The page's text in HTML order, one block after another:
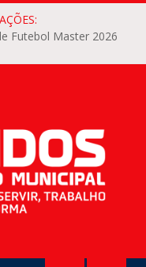
Futebol Master 2026